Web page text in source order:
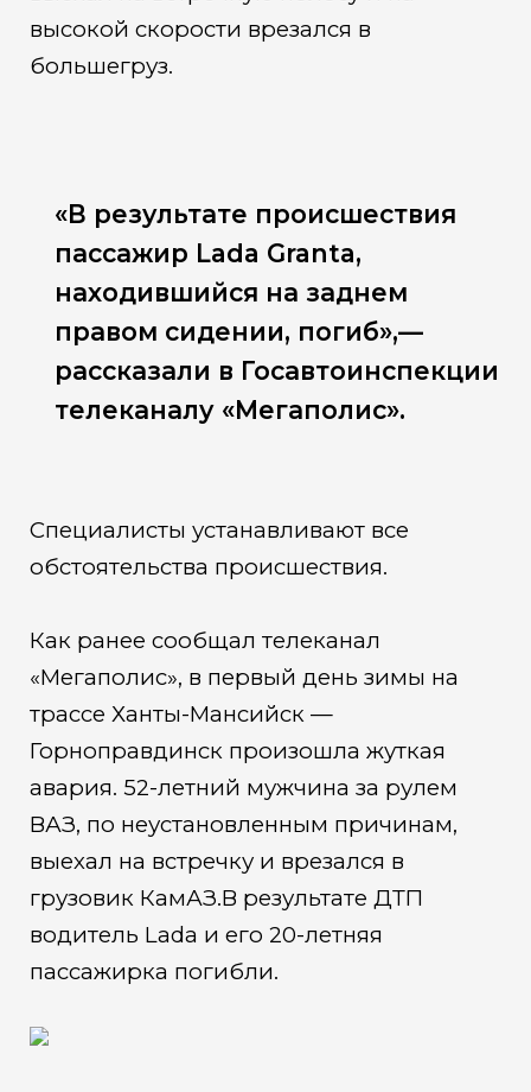
высокой скорости врезался в
большегруз.
«В результате происшествия
пассажир Lada Granta,
находившийся на заднем
правом сидении, погиб»,—
рассказали в Госавтоинспекции
телеканалу «Мегаполис».
Специалисты устанавливают все
обстоятельства происшествия.
Как ранее сообщал телеканал
«Мегаполис», в первый день зимы на
трассе Ханты-Мансийск —
Горноправдинск произошла жуткая
авария. 52-летний мужчина за рулем
ВАЗ, по неустановленным причинам,
выехал на встречку и врезался в
грузовик КамАЗ.В результате ДТП
водитель Lada и его 20-летняя
пассажирка погибли.